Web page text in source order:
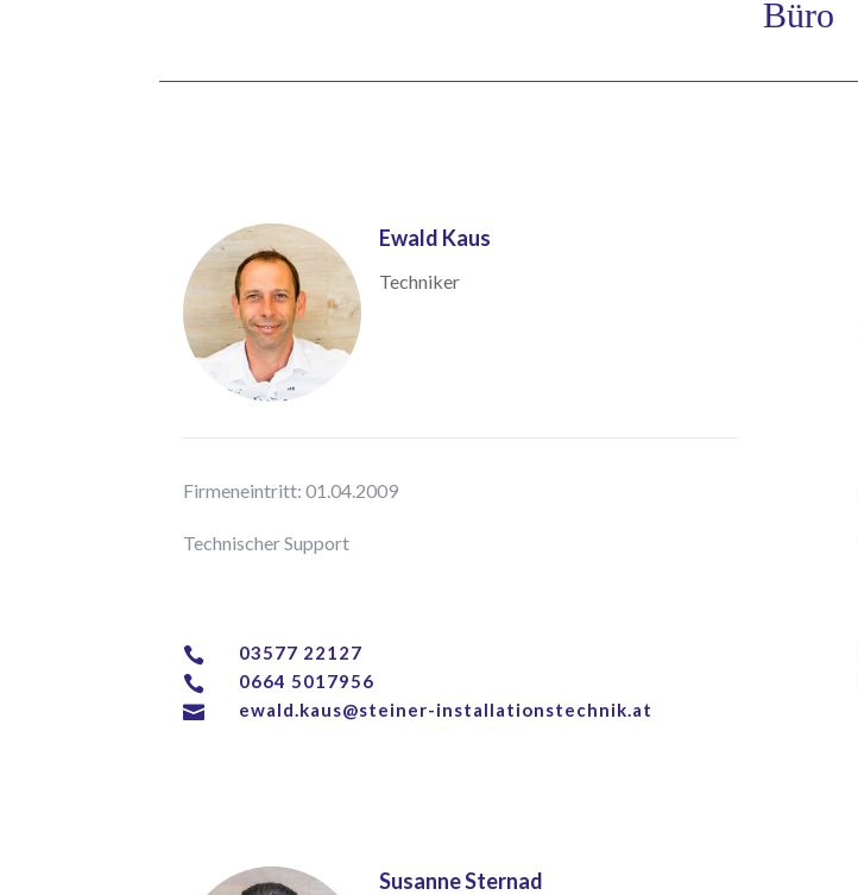
Büro
Ewald Kaus
Techniker
Firmeneintritt: 01.04.2009
Technischer Support

03577 22127

0664 5017956

ewald.kaus@steiner-installationstechnik.at
Susanne Sternad